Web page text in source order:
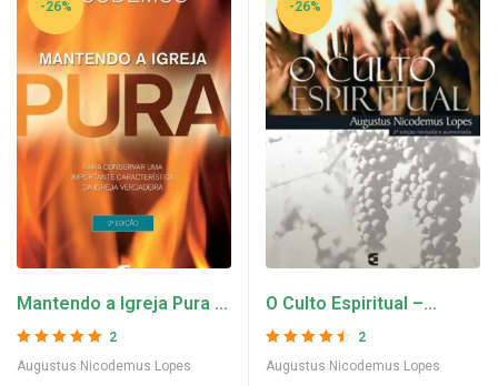
-26%
Mantendo a Igreja Pura –
Augustus Nicodemus
2
Augustus Nicodemus Lopes
-26%
O Culto Espiritual –
Augustus Nicodemus
Lopes
de 5
2
Augustus Nicodemus Lopes